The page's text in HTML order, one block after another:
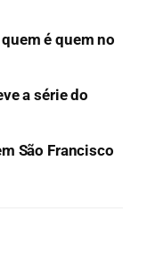
é quem no
a série do
São Francisco